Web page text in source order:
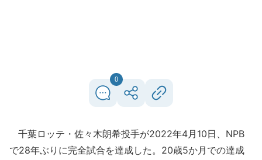
0
千葉ロッテ・佐々木朗希投手が2022年4月10日、NPB
で28年ぶりに完全試合を達成した。20歳5か月での達成